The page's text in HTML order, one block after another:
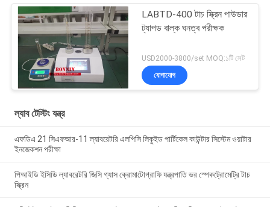
LABTD-400 টাচ স্ক্রিন পাউডার
ট্যাপড বাল্ক ঘনত্ব পরীক্ষক
USD2000-3800/set MOQ:১টি সেট
যোগাযোগ
ল্যাব টেস্টিং যন্ত্র
এফডিএ 21 সিএফআর-11 ল্যাবরেটরি এলপিসি লিকুইড পার্টিকেল কাউন্টার সিস্টেম ওয়াটার
ইনজেকশন পরীক্ষা
পিআইডি ইসিডি ল্যাবরেটরি জিসি গ্যাস ক্রোমাটোগ্রাফি যন্ত্রপাতি ভর স্পেকট্রোমেট্রি টাচ
স্ক্রিন